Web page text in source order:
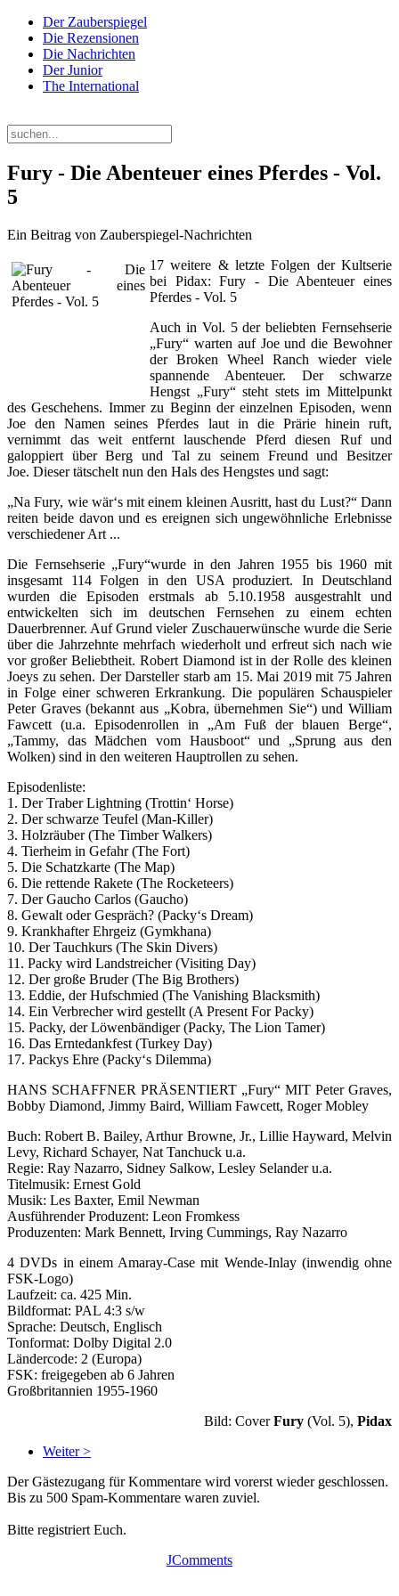
Der Zauberspiegel
Die Rezensionen
Die Nachrichten
Der Junior
The International
Fury - Die Abenteuer eines Pferdes - Vol.
5
Ein Beitrag von Zauberspiegel-Nachrichten
17 weitere & letzte Folgen der Kultserie
bei Pidax: Fury - Die Abenteuer eines
Pferdes - Vol. 5
Auch in Vol. 5 der beliebten Fernsehserie
„Fury“ warten auf Joe und die Bewohner
der Broken Wheel Ranch wieder viele
spannende Abenteuer. Der schwarze
Hengst „Fury“ steht stets im Mittelpunkt
des Geschehens. Immer zu Beginn der einzelnen Episoden, wenn
Joe den Namen seines Pferdes laut in die Prärie hinein ruft,
vernimmt das weit entfernt lauschende Pferd diesen Ruf und
galoppiert über Berg und Tal zu seinem Freund und Besitzer
Joe. Dieser tätschelt nun den Hals des Hengstes und sagt:
„Na Fury, wie wär‘s mit einem kleinen Ausritt, hast du Lust?“ Dann
reiten beide davon und es ereignen sich ungewöhnliche Erlebnisse
verschiedener Art ...
Die Fernsehserie „Fury“wurde in den Jahren 1955 bis 1960 mit
insgesamt 114 Folgen in den USA produziert. In Deutschland
wurden die Episoden erstmals ab 5.10.1958 ausgestrahlt und
entwickelten sich im deutschen Fernsehen zu einem echten
Dauerbrenner. Auf Grund vieler Zuschauerwünsche wurde die Serie
über die Jahrzehnte mehrfach wiederholt und erfreut sich nach wie
vor großer Beliebtheit. Robert Diamond ist in der Rolle des kleinen
Joeys zu sehen. Der Darsteller starb am 15. Mai 2019 mit 75 Jahren
in Folge einer schweren Erkrankung. Die populären Schauspieler
Peter Graves (bekannt aus „Kobra, übernehmen Sie“) und William
Fawcett (u.a. Episodenrollen in „Am Fuß der blauen Berge“,
„Tammy, das Mädchen vom Hausboot“ und „Sprung aus den
Wolken) sind in den weiteren Hauptrollen zu sehen.
Episodenliste:
1. Der Traber Lightning (Trottin‘ Horse)
2. Der schwarze Teufel (Man-Killer)
3. Holzräuber (The Timber Walkers)
4. Tierheim in Gefahr (The Fort)
5. Die Schatzkarte (The Map)
6. Die rettende Rakete (The Rocketeers)
7. Der Gaucho Carlos (Gaucho)
8. Gewalt oder Gespräch? (Packy‘s Dream)
9. Krankhafter Ehrgeiz (Gymkhana)
10. Der Tauchkurs (The Skin Divers)
11. Packy wird Landstreicher (Visiting Day)
12. Der große Bruder (The Big Brothers)
13. Eddie, der Hufschmied (The Vanishing Blacksmith)
14. Ein Verbrecher wird gestellt (A Present For Packy)
15. Packy, der Löwenbändiger (Packy, The Lion Tamer)
16. Das Erntedankfest (Turkey Day)
17. Packys Ehre (Packy‘s Dilemma)
HANS SCHAFFNER PRÄSENTIERT „Fury“ MIT Peter Graves,
Bobby Diamond, Jimmy Baird, William Fawcett, Roger Mobley
Buch: Robert B. Bailey, Arthur Browne, Jr., Lillie Hayward, Melvin
Levy, Richard Schayer, Nat Tanchuck u.a.
Regie: Ray Nazarro, Sidney Salkow, Lesley Selander u.a.
Titelmusik: Ernest Gold
Musik: Les Baxter, Emil Newman
Ausführender Produzent: Leon Fromkess
Produzenten: Mark Bennett, Irving Cummings, Ray Nazarro
4 DVDs in einem Amaray-Case mit Wende-Inlay (inwendig ohne
FSK-Logo)
Laufzeit: ca. 425 Min.
Bildformat: PAL 4:3 s/w
Sprache: Deutsch, Englisch
Tonformat: Dolby Digital 2.0
Ländercode: 2 (Europa)
FSK: freigegeben ab 6 Jahren
Großbritannien 1955-1960
Bild: CoverFury (Vol. 5), Pidax
Weiter >
Der Gästezugang für Kommentare wird vorerst wieder geschlossen.
Bis zu 500 Spam-Kommentare waren zuviel.
Bitte registriert Euch.
JComments